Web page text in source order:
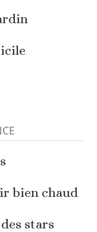
bien chaud
stars